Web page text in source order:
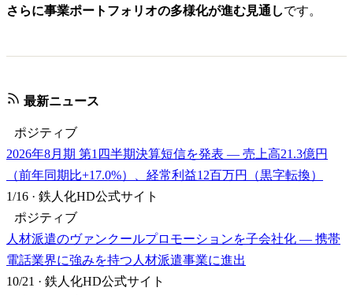
さらに事業ポートフォリオの多様化が進む見通しです。
最新ニュース
ポジティブ
2026年8月期 第1四半期決算短信を発表 — 売上高21.3億円
（前年同期比+17.0%）、経常利益12百万円（黒字転換）
1/16 · 鉄人化HD公式サイト
ポジティブ
人材派遣のヴァンクールプロモーションを子会社化 — 携帯
電話業界に強みを持つ人材派遣事業に進出
10/21 · 鉄人化HD公式サイト